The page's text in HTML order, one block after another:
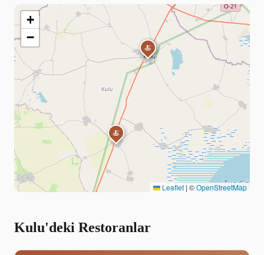
🍝
🍝
🍝
+
−
Leaflet | ©OpenStreetMap
Kulu'deki Restoranlar